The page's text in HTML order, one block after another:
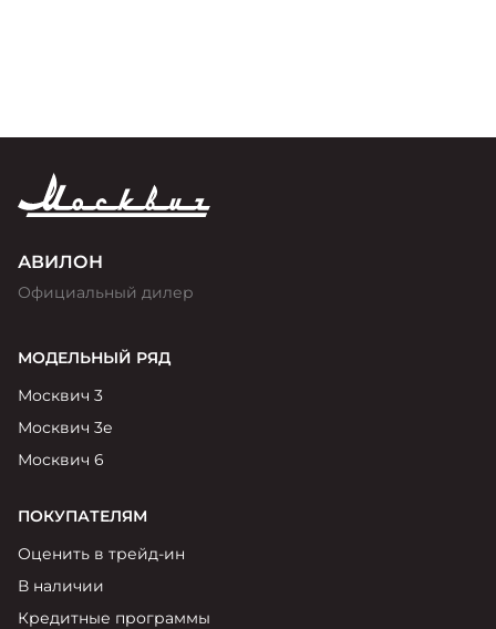
АВИЛОН
Официальный дилер
МОДЕЛЬНЫЙ РЯД
Москвич 3
Москвич 3е
Москвич 6
ПОКУПАТЕЛЯМ
Оценить в трейд-ин
В наличии
Кредитные программы